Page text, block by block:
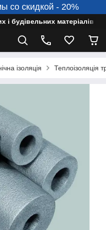
со скидкой - 20%
і будівельних матеріалів
ізоляція Теплоізоляція